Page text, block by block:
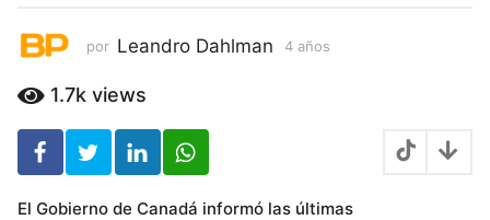
ñ
s
por Leandro Dahlman 4 años
1.7k views
El Gobierno de Canadá informó las últimas